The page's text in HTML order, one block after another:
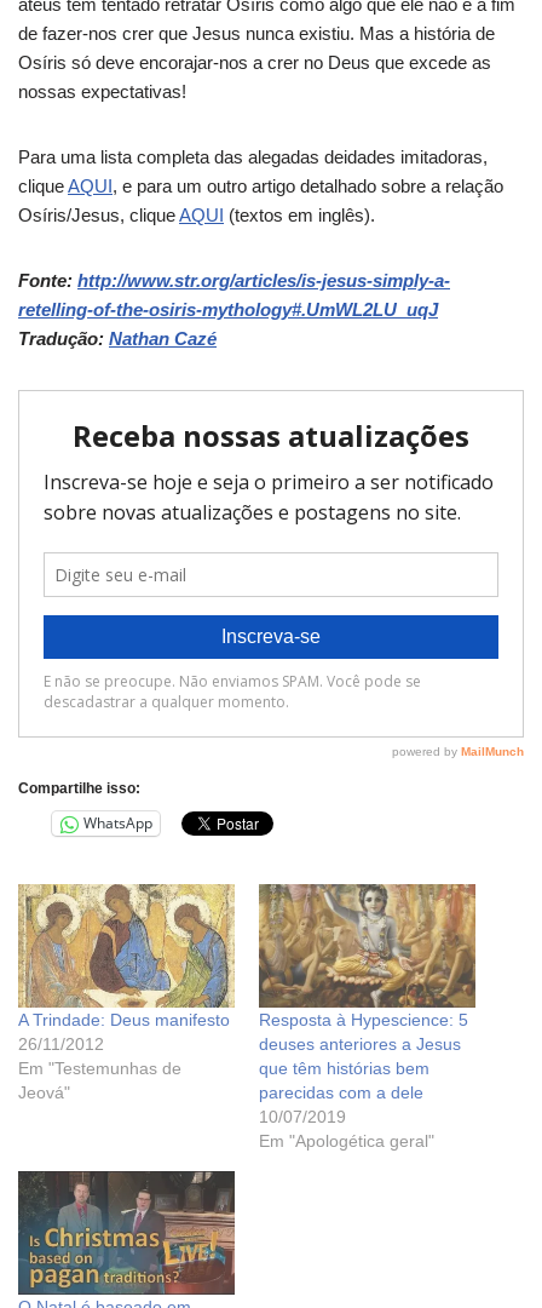
de fazer-nos crer que Jesus nunca existiu. Mas a história de
Osíris só deve encorajar-nos a crer no Deus que excede as
nossas expectativas!
Para uma lista completa das alegadas deidades imitadoras,
cliqueAQUI, e para um outro artigo detalhado sobre a relação
Osíris/Jesus, cliqueAQUI (textos em inglês).
Fonte: http://www.str.org/articles/is-jesus-simply-a-
retelling-of-the-osiris-mythology#.UmWL2LU_uqJ
Tradução: Nathan Cazé
Compartilhe isso:
WhatsApp
A Trindade: Deus manifesto
26/11/2012
Em "Testemunhas de
Jeová"
Resposta à Hypescience: 5
deuses anteriores a Jesus
que têm histórias bem
parecidas com a dele
10/07/2019
Em "Apologética geral"